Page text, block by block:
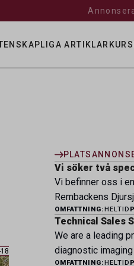
ARTIKLAR
Vi söker två
Vi befinner oss i
Rembackens
ledande
legitimerade
OMFATTNING:HELTID
Technical Sales
We are a leading
diagnostic
OMFATTNING:HELTID